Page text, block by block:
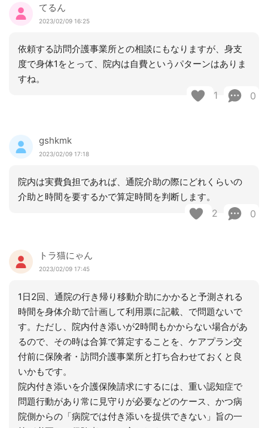
てるん
2023/02/09 16:25
依頼する訪問介護事業所との相談にもなりますが、身支
度で身体1をとって、院内は自費というパターンはありま
すね。
1 0
gshkmk
2023/02/09 17:18
院内は実費負担であれば、通院介助の際にどれくらいの
介助と時間を要するかで算定時間を判断します。
2 0
トラ猫にゃん
2023/02/09 17:45
1日2回、通院の行き帰り移動介助にかかると予測される
時間を身体介助で計画して利用票に記載、で問題ないで
す。ただし、院内付き添いが2時間もかからない場合があ
るので、その時は合算で算定することを、ケアプラン交
付前に保険者・訪問介護事業所と打ち合わせておくと良
いかもです。
院内付き添いを介護保険請求にするには、重い認知症で
問題行動があり常に見守りが必要などのケース、かつ病
院側からの「病院では付き添いを提供できない」旨の一